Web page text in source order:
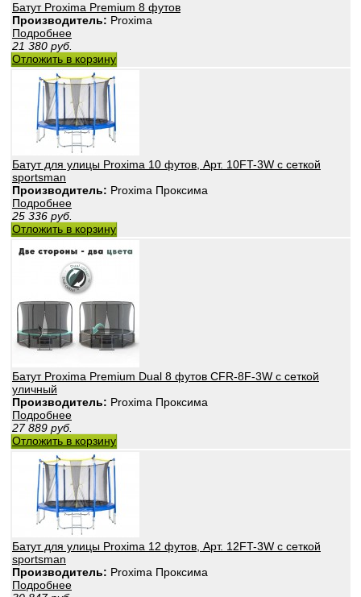
Батут Proxima Premium 8 футов
Производитель: Proxima
Подробнее
21 380 руб.
Отложить в корзину
Батут для улицы Proxima 10 футов, Арт. 10FT-3W с сеткой
sportsman
Производитель: Proxima Проксима
Подробнее
25 336 руб.
Отложить в корзину
Батут Proxima Premium Dual 8 футов CFR-8F-3W с сеткой
уличный
Производитель: Proxima Проксима
Подробнее
27 889 руб.
Отложить в корзину
Батут для улицы Proxima 12 футов, Арт. 12FT-3W с сеткой
sportsman
Производитель: Proxima Проксима
Подробнее